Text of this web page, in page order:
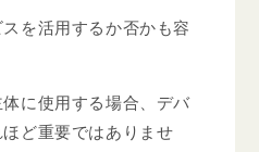
を活用するか否かも容
に使用する場合、デバ
ど重要ではありませ